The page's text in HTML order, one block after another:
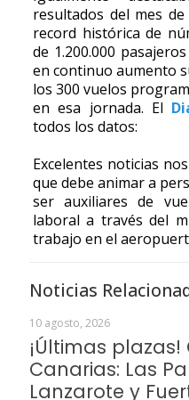
resultados del mes
record histórica de
de 1.200.000
en continuo aumento
los 300 vuelos
en esa jornada. El
todos los datos:
Excelentes noticias
que debe animar a
ser auxiliares de
laboral a través del
trabajo en el
Noticias
10 agosto, 2026
¡Últimas plazas!
Canarias: Las
Lanzarote y